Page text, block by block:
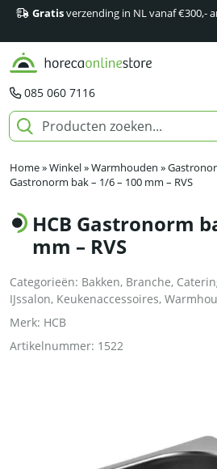
Gratisverzending in NL vanaf €300,-
085 060 7116
Home»Winkel»Warmhouden »
Gastronorm bak – 1/6 – 100 mm – RVS
HCB Gastronorm
mm – RVS
Categorieën: Bakken, Branche,
IJssalon, Keukenaccessoires,
Merk: HCB
Artikelnummer: 1522